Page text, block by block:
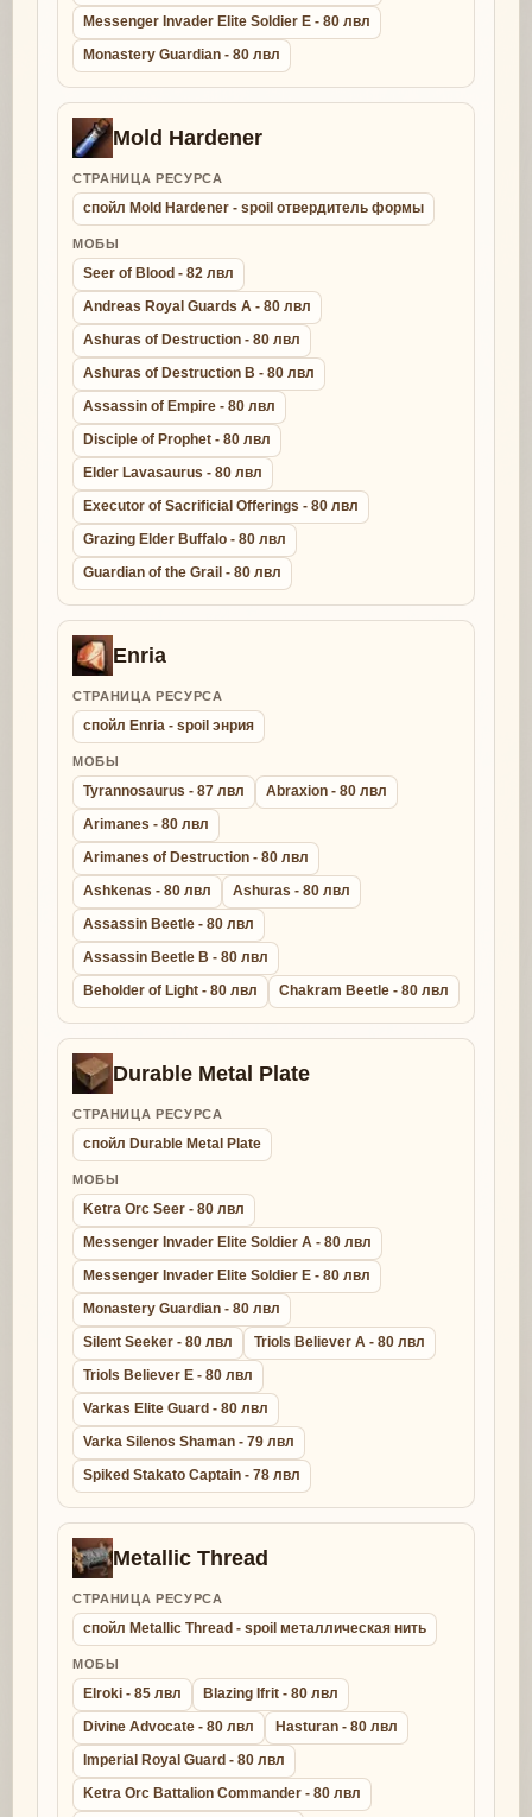
Messenger Invader Elite Soldier E - 80 лвл
Monastery Guardian - 80 лвл
Mold Hardener
СТРАНИЦА РЕСУРСА
спойл Mold Hardener - spoil отвердитель формы
МОБЫ
Seer of Blood - 82 лвл
Andreas Royal Guards A - 80 лвл
Ashuras of Destruction - 80 лвл
Ashuras of Destruction B - 80 лвл
Assassin of Empire - 80 лвл
Disciple of Prophet - 80 лвл
Elder Lavasaurus - 80 лвл
Executor of Sacrificial Offerings - 80 лвл
Grazing Elder Buffalo - 80 лвл
Guardian of the Grail - 80 лвл
Enria
СТРАНИЦА РЕСУРСА
спойл Enria - spoil энрия
МОБЫ
Tyrannosaurus - 87 лвл
Abraxion - 80 лвл
Arimanes - 80 лвл
Arimanes of Destruction - 80 лвл
Ashkenas - 80 лвл
Ashuras - 80 лвл
Assassin Beetle - 80 лвл
Assassin Beetle B - 80 лвл
Beholder of Light - 80 лвл
Chakram Beetle - 80 лвл
Durable Metal Plate
СТРАНИЦА РЕСУРСА
спойл Durable Metal Plate
МОБЫ
Ketra Orc Seer - 80 лвл
Messenger Invader Elite Soldier A - 80 лвл
Messenger Invader Elite Soldier E - 80 лвл
Monastery Guardian - 80 лвл
Silent Seeker - 80 лвл
Triols Believer A - 80 лвл
Triols Believer E - 80 лвл
Varkas Elite Guard - 80 лвл
Varka Silenos Shaman - 79 лвл
Spiked Stakato Captain - 78 лвл
Metallic Thread
СТРАНИЦА РЕСУРСА
спойл Metallic Thread - spoil металлическая нить
МОБЫ
Elroki - 85 лвл
Blazing Ifrit - 80 лвл
Divine Advocate - 80 лвл
Hasturan - 80 лвл
Imperial Royal Guard - 80 лвл
Ketra Orc Battalion Commander - 80 лвл